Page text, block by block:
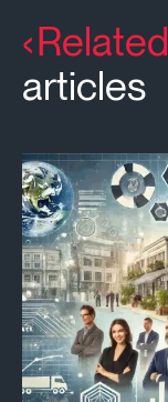
Related
articles